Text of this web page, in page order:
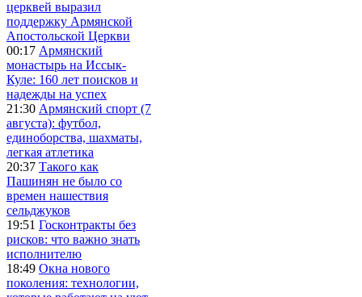
церквей выразил
поддержку Армянской
Апостольской Церкви
00:17 Армянский
монастырь на Иссык-
Куле: 160 лет поисков и
надежды на успех
21:30 Армянский спорт (7
августа): футбол,
единоборства, шахматы,
легкая атлетика
20:37 Такого как
Пашинян не было со
времен нашествия
сельджуков
19:51 Госконтракты без
рисков: что важно знать
исполнителю
18:49 Окна нового
поколения: технологии,